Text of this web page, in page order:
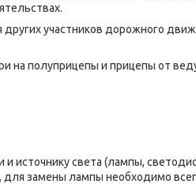
участников дорожного
на полуприцепы и прицепы от
источнику света (лампы,
для замены лампы необходимо